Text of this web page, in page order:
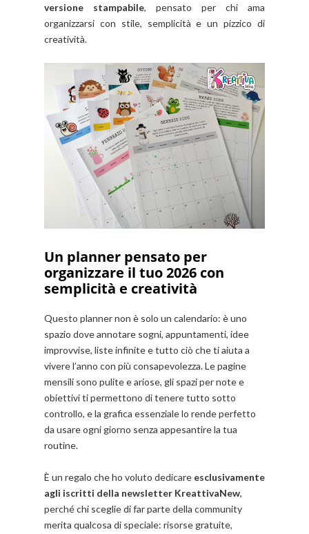
versione stampabile, pensato per chi ama
organizzarsi con stile, semplicità e un pizzico di
creatività.
Un planner pensato per
organizzare il tuo 2026 con
semplicità e creatività
Questo planner non è solo un calendario: è uno
spazio dove annotare sogni, appuntamenti, idee
improvvise, liste infinite e tutto ciò che ti aiuta a
vivere l’anno con più consapevolezza. Le pagine
mensili sono pulite e ariose, gli spazi per note e
obiettivi ti permettono di tenere tutto sotto
controllo, e la grafica essenziale lo rende perfetto
da usare ogni giorno senza appesantire la tua
routine.
È un regalo che ho voluto dedicare esclusivamente
agli iscritti della newsletter KreattivaNew,
perché chi sceglie di far parte della community
merita qualcosa di speciale: risorse gratuite,